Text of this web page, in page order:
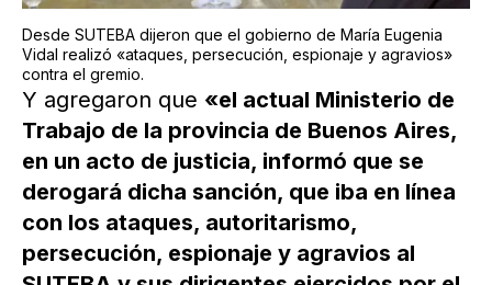
Desde SUTEBA dijeron que el gobierno de María Eugenia
Vidal realizó «ataques, persecución, espionaje y agravios»
contra el gremio.
Y agregaron que «el actual Ministerio de
Trabajo de la provincia de Buenos Aires,
en un acto de justicia, informó que se
derogará dicha sanción, que iba en línea
con los ataques, autoritarismo,
persecución, espionaje y agravios al